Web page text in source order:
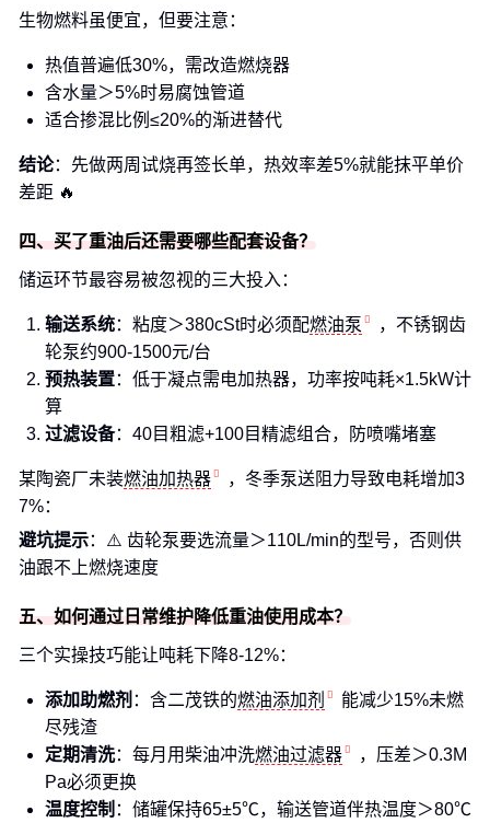
生物燃料虽便宜，但要注意：
热值普遍低30%，需改造燃烧器
含水量＞5%时易腐蚀管道
适合掺混比例≤20%的渐进替代
结论：先做两周试烧再签长单，热效率差5%就能抹平单价
差距 🔥
四、买了重油后还需要哪些配套设备？
储运环节最容易被忽视的三大投入：
输送系统：粘度＞380cSt时必须配燃油泵
，不锈钢齿
轮泵约900-1500元/台
预热装置：低于凝点需电加热器，功率按吨耗×1.5kW计
算
过滤设备：40目粗滤+100目精滤组合，防喷嘴堵塞
某陶瓷厂未装燃油加热器
，冬季泵送阻力导致电耗增加3
7%：
避坑提示：⚠️ 齿轮泵要选流量＞110L/min的型号，否则供
油跟不上燃烧速度
五、如何通过日常维护降低重油使用成本？
三个实操技巧能让吨耗下降8-12%：
添加助燃剂 ：含二茂铁的燃油添加剂
能减少15%未燃
尽残渣
定期清洗：每月用柴油冲洗燃油过滤器
，压差＞0.3M
Pa必须更换
温度控制 ：储罐保持65±5℃，输送管道伴热温度＞80℃